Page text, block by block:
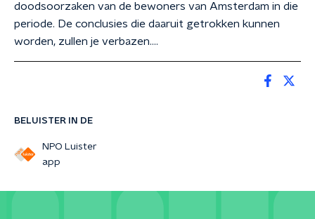
BELUISTER IN DE
NPO Luister
app
doodsoorzaken van de bewoners van Amsterdam in die
periode. De conclusies die daaruit getrokken kunnen
worden, zullen je verbazen….